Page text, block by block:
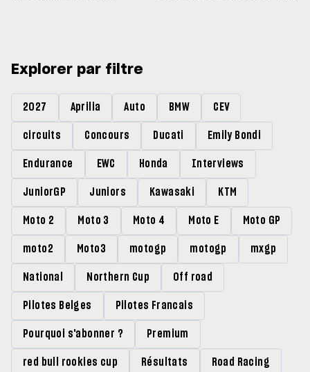
Explorer par filtre
2027 Aprilia Auto BMW CEV
circuits Concours Ducati Emily Bondi
Endurance EWC Honda Interviews
JuniorGP Juniors Kawasaki KTM
Moto 2 Moto 3 Moto 4 Moto E Moto GP
moto2 Moto3 motogp motogp mxgp
National Northern Cup Off road
Pilotes Belges Pilotes Francais
Pourquoi s'abonner ? Premium
red bull rookies cup Résultats Road Racing